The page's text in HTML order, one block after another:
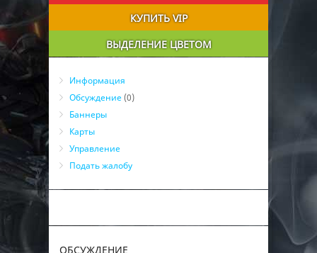
КУПИТЬ VIP
ВЫДЕЛЕНИЕ ЦВЕТОМ
Информация
Обсуждение (0)
Баннеры
Карты
Управление
Подать жалобу
ОБСУЖДЕНИЕ